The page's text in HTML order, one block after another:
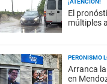
¡ATENCIÓN!
El
múltiples
PERONISMO
Arranca
en